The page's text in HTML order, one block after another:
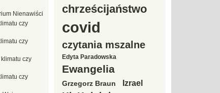
chrześcijaństwo
covid
czytania mszalne
Edyta Paradowska
Ewangelia
Grzegorz Braun Izrael
Nienawiści
czy
czy
klimatu czy
czy